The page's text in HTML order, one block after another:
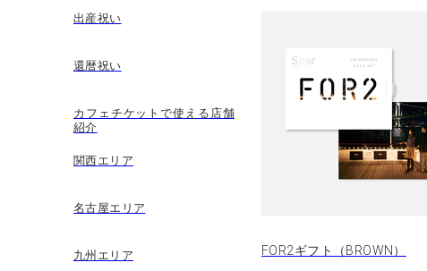
出産祝い
還暦祝い
カフェチケットで使える店舗
紹介
関西エリア
名古屋エリア
九州エリア FOR2ギフト（BROWN）